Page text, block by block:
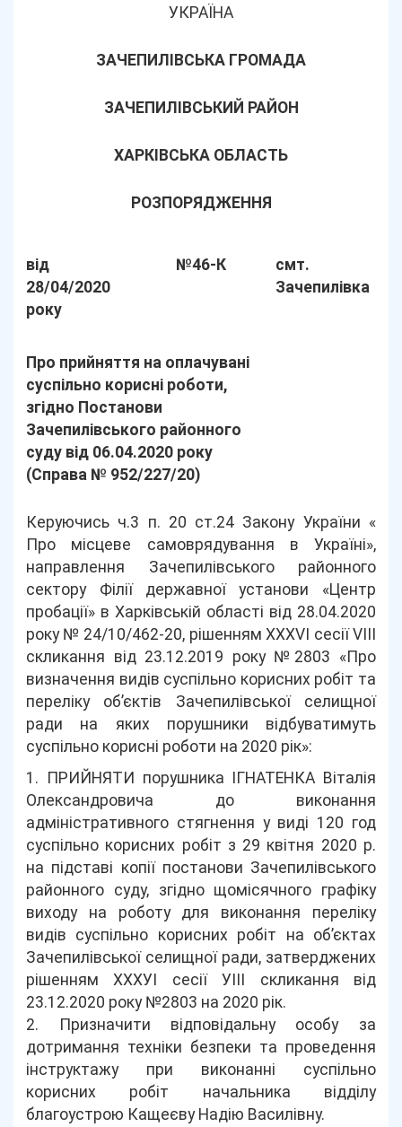
УКРАЇНА
ЗАЧЕПИЛІВСЬКА ГРОМАДА
ЗАЧЕПИЛІВСЬКИЙ РАЙОН
ХАРКІВСЬКА ОБЛАСТЬ
РОЗПОРЯДЖЕННЯ
від
28/04/2020
року
№46-К
смт.
Зачепилівка
Про прийняття на оплачувані
суспільно корисні роботи,
згідно Постанови
Зачепилівського районного
суду від 06.04.2020 року
(Справа № 952/227/20)
Керуючись ч.3 п. 20 ст.24 Закону України «
Про місцеве самоврядування в Україні»,
направлення Зачепилівського районного
сектору Філії державної установи «Центр
пробації» в Харківській області від 28.04.2020
року № 24/10/462-20, рішенням ХХХVІ сесії VІІІ
скликання від 23.12.2019 року №2803 «Про
визначення видів суспільно корисних робіт та
переліку об’єктів Зачепилівської селищної
ради на яких порушники відбуватимуть
суспільно корисні роботи на 2020 рік»:
1. ПРИЙНЯТИ порушника ІГНАТЕНКА Віталія
Олександровича до виконання
адміністративного стягнення у виді 120 год
суспільно корисних робіт з 29 квітня 2020 р.
на підставі копії постанови Зачепилівського
районного суду, згідно щомісячного графіку
виходу на роботу для виконання переліку
видів суспільно корисних робіт на об’єктах
Зачепилівської селищної ради, затверджених
рішенням ХХХУІ сесії УІІІ скликання від
23.12.2020 року №2803 на 2020 рік.
2. Призначити відповідальну особу за
дотримання техніки безпеки та проведення
інструктажу при виконанні суспільно
корисних робіт начальника відділу
благоустрою Кащеєву Надію Василівну.